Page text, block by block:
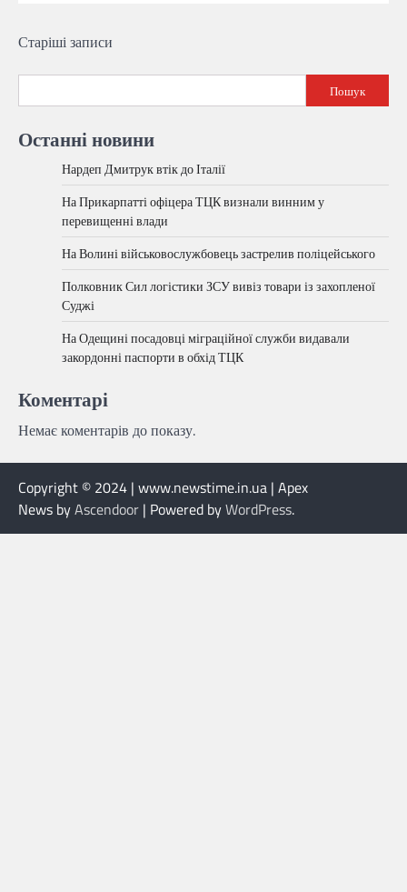
Навігація
за
записами
Старіші записи
Пошук
Останні новини
Нардеп Дмитрук втік до Італії
На Прикарпатті офіцера ТЦК визнали винним у
перевищенні влади
На Волині військовослужбовець застрелив поліцейського
Полковник Сил логістики ЗСУ вивіз товари із захопленої
Суджі
На Одещині посадовці міграційної служби видавали
закордонні паспорти в обхід ТЦК
Коментарі
Немає коментарів до показу.
Copyright © 2024 | www.newstime.in.ua | Apex
News byAscendoor | Powered byWordPress.